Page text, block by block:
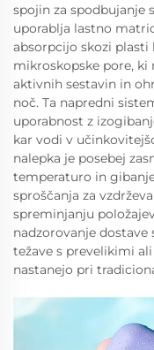
spojin za spodbujanje
uporablja lastno
absorpcijo skozi plasti
mikroskopske pore,
aktivnih sestavin in
noč. Ta napredni
uporabnost z
kar vodi v
nalepka je posebej
temperaturo in
sproščanja za
spreminjanju
nadzorovanje
težave s prevelikimi
nastanejo pri